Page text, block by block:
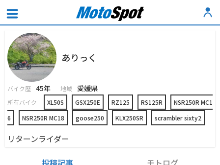
ありっく
バイク歴 45年 地域 愛媛県
所有バイク XL50S GSX250E RZ125 RS125R
NSR250R MC1
6
NSR250R MC18 goose250 KLX250SR scrambler sixty2
リターンライダー
投稿記事 モトログ